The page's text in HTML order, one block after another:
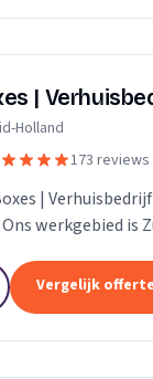
|
Holland
173 reviews
|
werkgebied is
Vergelijk